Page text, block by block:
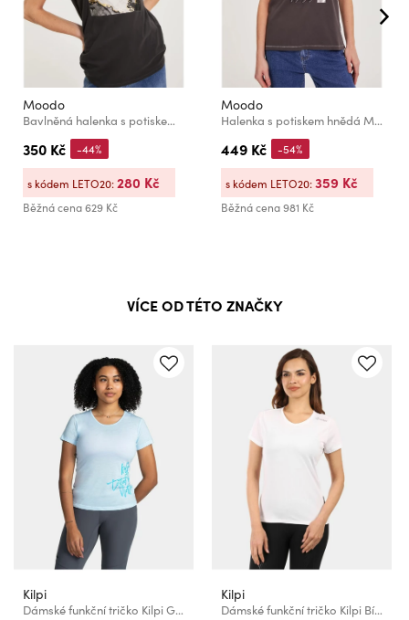
Moodo
Bavlněná halenka s potiskem šedá Moodo
350 Kč
Běžná cena629 Kč
-44%
s kódem LETO20:280 Kč
Moodo
Halenka s potiskem hnědá Moodo
449 Kč
Běžná cena981 Kč
-54%
s kódem LETO20:359 Kč
VÍCE OD TÉTO ZNAČKY
Kilpi
Dámské funkční tričko Kilpi GAROVE-W Světle modrá
Kilpi
Dámské funkční tričko Kilpi Bílá